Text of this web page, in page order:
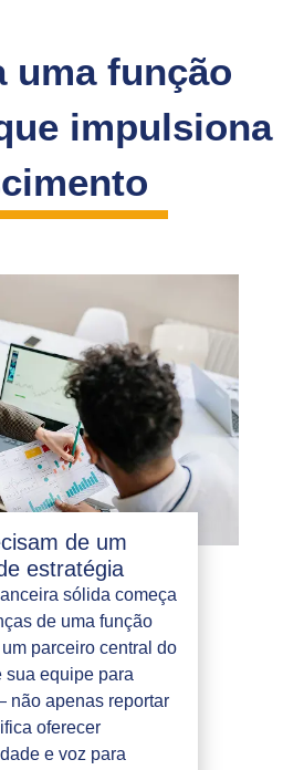
uma função
impulsiona
de um
estratégia
sólida começa
de uma função
parceiro central do
sua equipe para
não apenas reportar
oferecer
e voz para